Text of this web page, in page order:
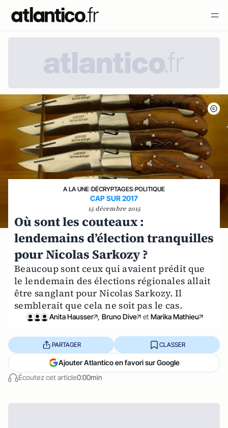
A LA UNE›DÉCRYPTAGES›POLITIQUE
CAP SUR 2017
15 décembre 2015
Où sont les couteaux :
lendemains d’élection tranquilles
pour Nicolas Sarkozy ?
Beaucoup sont ceux qui avaient prédit que
le lendemain des élections régionales allait
être sanglant pour Nicolas Sarkozy. Il
semblerait que cela ne soit pas le cas.
Anita Hausser , Bruno Dive et Marika Mathieu
Écoutez cet article0:00min
PARTAGER CLASSER
Ajouter Atlantico en favori sur Google